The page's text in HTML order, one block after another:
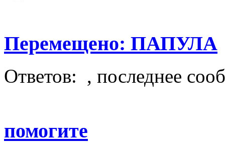
Перемещено: ПАПУЛА
Ответов: , последнее
помогите